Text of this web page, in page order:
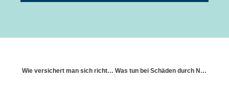
Wie versichert man sich richtig gegen Denkmalschutz Was tun bei Schäden durch Naturkatastrophen